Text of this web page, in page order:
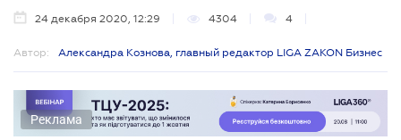
24 декабря 2020, 12:29 4304 4
Автор: Александра Кознова, главный редактор LIGA ZAKON Бизнес
Реклама